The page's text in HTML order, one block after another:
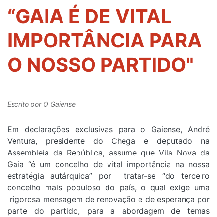
“GAIA É DE VITAL
IMPORTÂNCIA PARA
O NOSSO PARTIDO"
Escrito por O Gaiense
Em declarações exclusivas para o Gaiense, André
Ventura, presidente do Chega e deputado na
Assembleia da República, assume que Vila Nova da
Gaia “é um concelho de vital importância na nossa
estratégia autárquica” por tratar-se “do terceiro
concelho mais populoso do país, o qual exige uma
rigorosa mensagem de renovação e de esperança por
parte do partido, para a abordagem de temas